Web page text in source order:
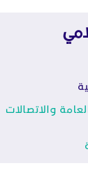
والاتصالات